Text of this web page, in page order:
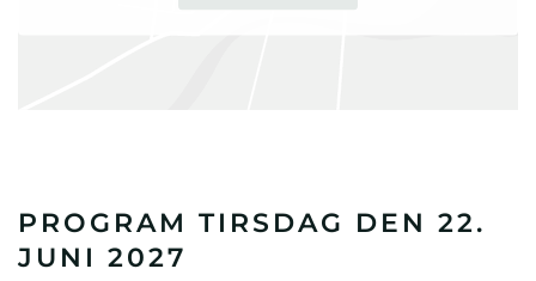
PROGRAM TIRSDAG DEN 22.
JUNI 2027